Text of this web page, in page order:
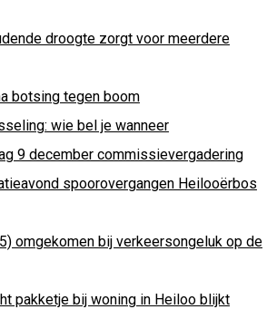
droogte zorgt voor meerdere
botsing tegen boom
wie bel je wanneer
9 december commissievergadering
spoorovergangen Heilooërbos
omgekomen bij verkeersongeluk op de
pakketje bij woning in Heiloo blijkt